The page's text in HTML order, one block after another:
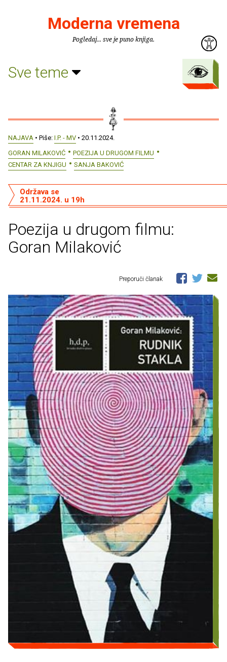
Moderna vremena
Pogledaj... sve je puno knjiga.
Sve teme
NAJAVA • Piše: I.P. - MV • 20.11.2024.
GORAN MILAKOVIĆ
POEZIJA U DRUGOM FILMU
CENTAR ZA KNJIGU
SANJA BAKOVIĆ
Poezija u drugom filmu:
Goran Milaković
Održava se
21.11.2024. u 19h
Preporuči članak